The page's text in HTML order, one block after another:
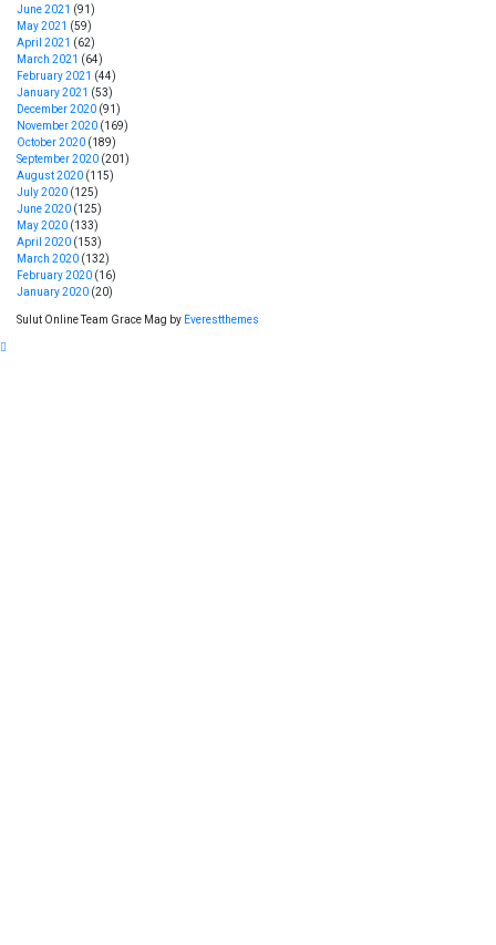
June 2021 (91)
May 2021 (59)
April 2021 (62)
March 2021 (64)
February 2021 (44)
January 2021 (53)
December 2020 (91)
November 2020 (169)
October 2020 (189)
September 2020 (201)
August 2020 (115)
July 2020 (125)
June 2020 (125)
May 2020 (133)
April 2020 (153)
March 2020 (132)
February 2020 (16)
January 2020 (20)
Sulut Online Team Grace Mag by Everestthemes